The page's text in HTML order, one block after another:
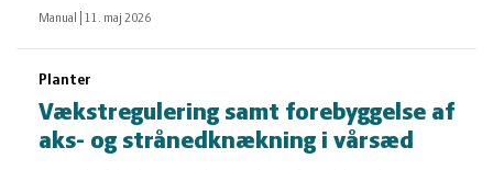
Manual 11. maj 2026
Planter
Vækstregulering samt forebyggelse af
aks- og strånedknækning i vårsæd